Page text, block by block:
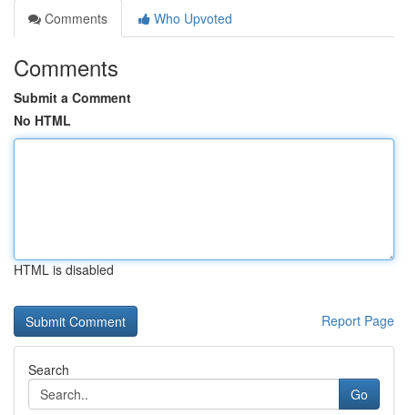
Comments
Who Upvoted
Comments
Submit a Comment
No HTML
HTML is disabled
Report Page
Search
Go